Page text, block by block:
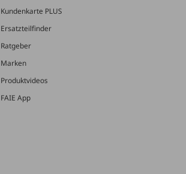
Kundenkarte PLUS
Ersatzteilfinder
Ratgeber
Marken
Produktvideos
FAIE App